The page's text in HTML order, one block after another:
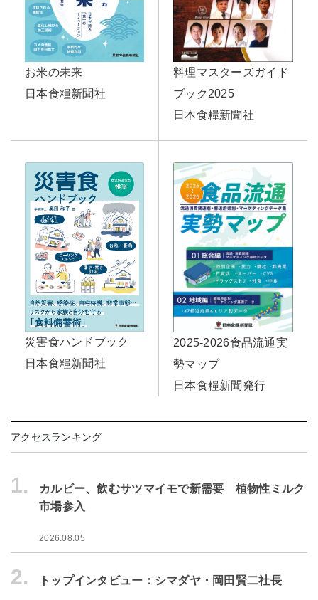
お米の未来
日本食糧新聞社
料理マスターズガイド
ブック2025
日本食糧新聞社
災害食ハンドブック
日本食糧新聞社
2025-2026食品流通実
勢マップ
日本食糧新聞発行
アクセスランキング
1.
カルビー、飲むサツマイモで新需要 植物性ミルク
市場参入
2026.08.05
2. トップインタビュー：シマダヤ・岡田賢二社長